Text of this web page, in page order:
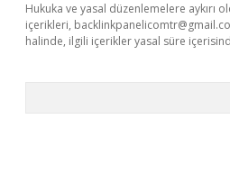
Hukuka ve yasal düzenlemelere aykırı
içerikleri,
halinde, ilgili içerikler yasal süre